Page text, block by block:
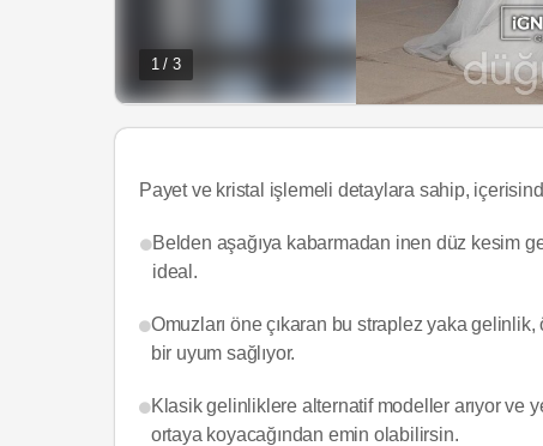
1 / 3
Payet ve kristal işlemeli detaylara sahip,
Belden aşağıya kabarmadan inen düz kesim
ideal.
Omuzları öne çıkaran bu straplez yaka
bir uyum sağlıyor.
Klasik gelinliklere alternatif modeller arıyor ve
ortaya koyacağından emin olabilirsin.